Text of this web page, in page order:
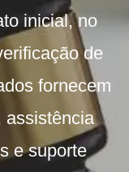
inicial, no
de
fornecem
assistência
e suporte